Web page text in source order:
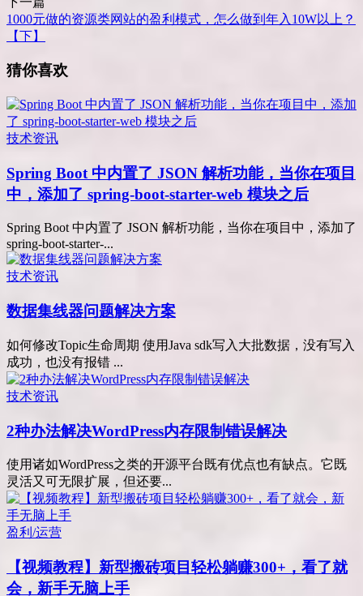
1000元做的资源类网站的盈利模式，怎么做到年入10W以上？
【下】
猜你喜欢
技术资讯
Spring Boot 中内置了 JSON 解析功能，当你在项目
中，添加了 spring-boot-starter-web 模块之后
Spring Boot 中内置了 JSON 解析功能，当你在项目中，添加了
spring-boot-starter-...
技术资讯
数据集线器问题解决方案
如何修改Topic生命周期 使用Java sdk写入大批数据，没有写入
成功，也没有报错 ...
技术资讯
2种办法解决WordPress内存限制错误解决
使用诸如WordPress之类的开源平台既有优点也有缺点。它既
灵活又可无限扩展，但还要...
盈利/运营
【视频教程】新型搬砖项目轻松躺赚300+，看了就
会，新手无脑上手